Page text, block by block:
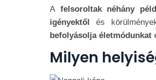
A felsoroltak néhány
igényektől és
befolyásolja életmódunkat
Milyen